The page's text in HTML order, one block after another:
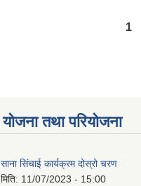
1
योजना तथा परियोजना
साना सिंचाई कार्यक्रम दोस्रो चरण
मिति: 11/07/2023 - 15:00